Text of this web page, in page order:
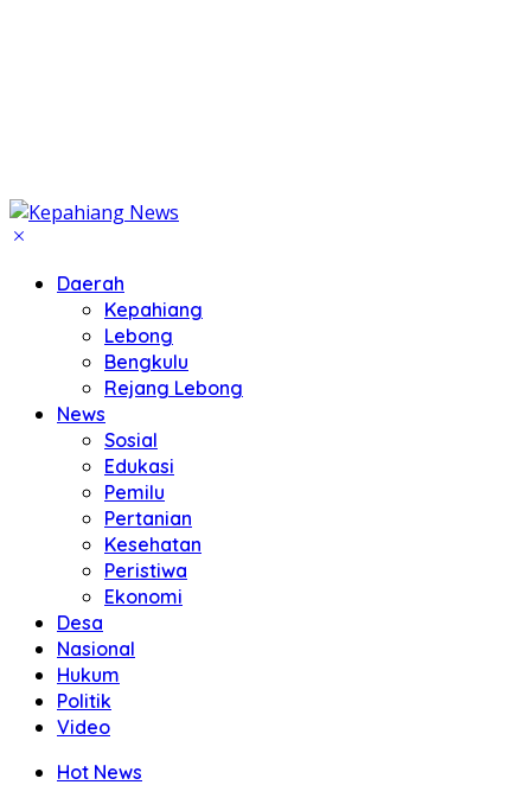
Daerah
Kepahiang
Lebong
Bengkulu
Rejang Lebong
News
Sosial
Edukasi
Pemilu
Pertanian
Kesehatan
Peristiwa
Ekonomi
Desa
Nasional
Hukum
Politik
Video
Hot News